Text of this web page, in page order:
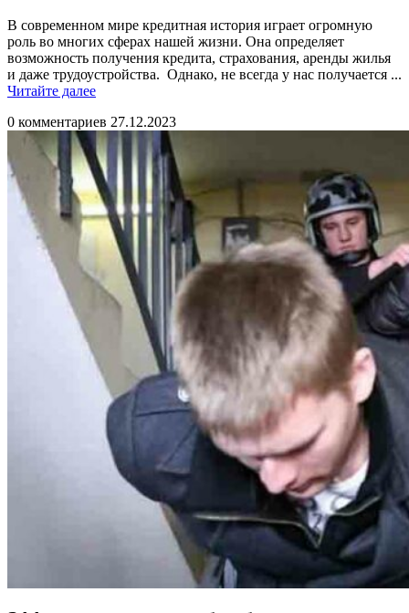
В современном мире кредитная история играет огромную
роль во многих сферах нашей жизни. Она определяет
возможность получения кредита, страхования, аренды жилья
и даже трудоустройства. Однако, не всегда у нас получается ...
Читайте далееЧитайте
0 комментариев 27.12.2023